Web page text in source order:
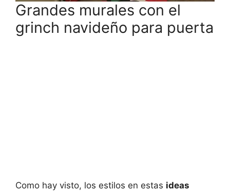
Grandes murales con el
grinch navideño para puerta
Como hay visto, los estilos en estas ideas